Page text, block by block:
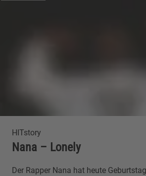
HITstory
Nana – Lonely
Der Rapper Nana hat heute